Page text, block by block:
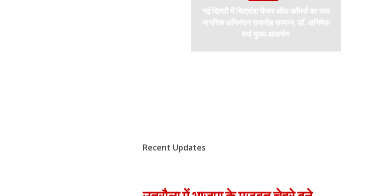
नई दिल्ली में चित्रांश चैम्बर ऑफ कॉमर्स का भव्य
नागरिक अभिनंदन समारोह सम्पन्न, डॉ. अभिषेक
वर्मा मुख्य आकर्षण
Recent Updates